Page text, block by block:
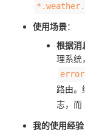
使用场景：
根据消
理系统
error
路由。
志，而
我的使用经验